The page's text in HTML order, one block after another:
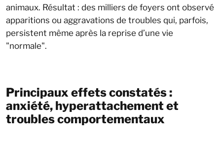
animaux. Résultat : des milliers de foyers ont observé
apparitions ou aggravations de troubles qui, parfois,
persistent même après la reprise d’une vie
"normale".
Principaux effets constatés :
anxiété, hyperattachement et
troubles comportementaux